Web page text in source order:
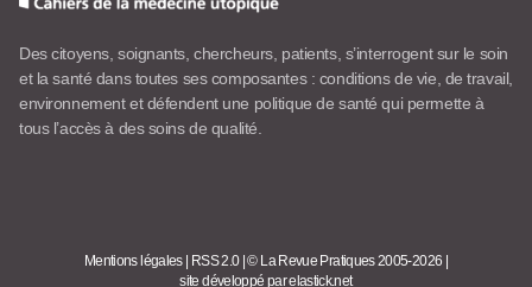
Des citoyens, soignants, chercheurs, patients, s’interrogent sur le soin
et la santé dans toutes ses composantes : conditions de vie, de travail,
environnement et défendent une politique de santé qui permette à
tous l’accès à des soins de qualité.
Mentions légales RSS 2.0 |© La Revue Pratiques 2005-2026
site développé par elastick.net